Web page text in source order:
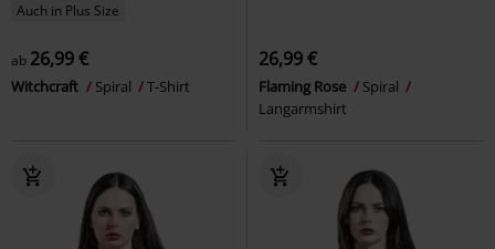
Auch in Plus Size
ab 26,99 €
Witchcraft Spiral T-Shirt
26,99 €
Flaming Rose
Spiral
Langarmshirt